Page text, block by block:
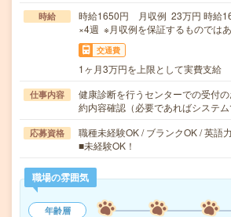
時給
時給1650円 月収例 23万円 時給
×4週 ※月収例を保証するものではあ
交通費
1ヶ月3万円を上限として実費支給
仕事内容
健康診断を行うセンターでの受付
約内容確認（必要であればシステ
応募資格
職種未経験OK / ブランクOK / 英語
■未経験OK！
職場の雰囲気
年齢層